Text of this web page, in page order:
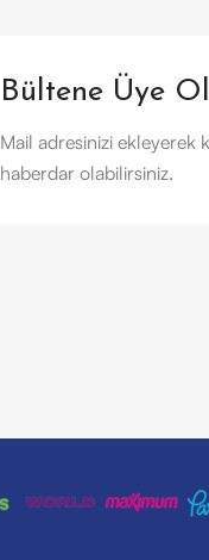
Bültene Üye Ol
Mail adresinizi ekleyerek
haberdar olabilirsiniz.